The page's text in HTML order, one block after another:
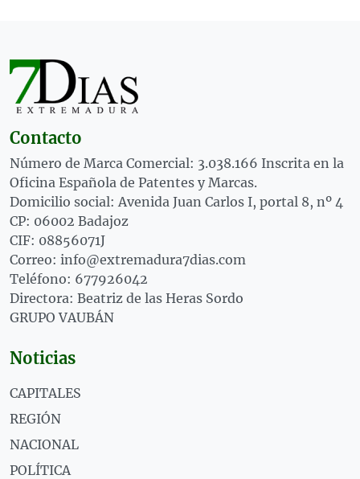
Contacto
Número de Marca Comercial: 3.038.166 Inscrita en la
Oficina Española de Patentes y Marcas.
Domicilio social: Avenida Juan Carlos I, portal 8, nº 4
CP: 06002 Badajoz
CIF: 08856071J
Correo: info@extremadura7dias.com
Teléfono: 677926042
Directora: Beatriz de las Heras Sordo
GRUPO VAUBÁN
Noticias
CAPITALES
REGIÓN
NACIONAL
POLÍTICA